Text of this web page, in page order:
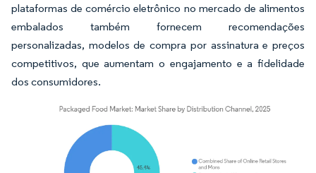
plataformas de comércio eletrônico no mercado de alimentos
embalados também fornecem recomendações
personalizadas, modelos de compra por assinatura e preços
competitivos, que aumentam o engajamento e a fidelidade
dos consumidores.